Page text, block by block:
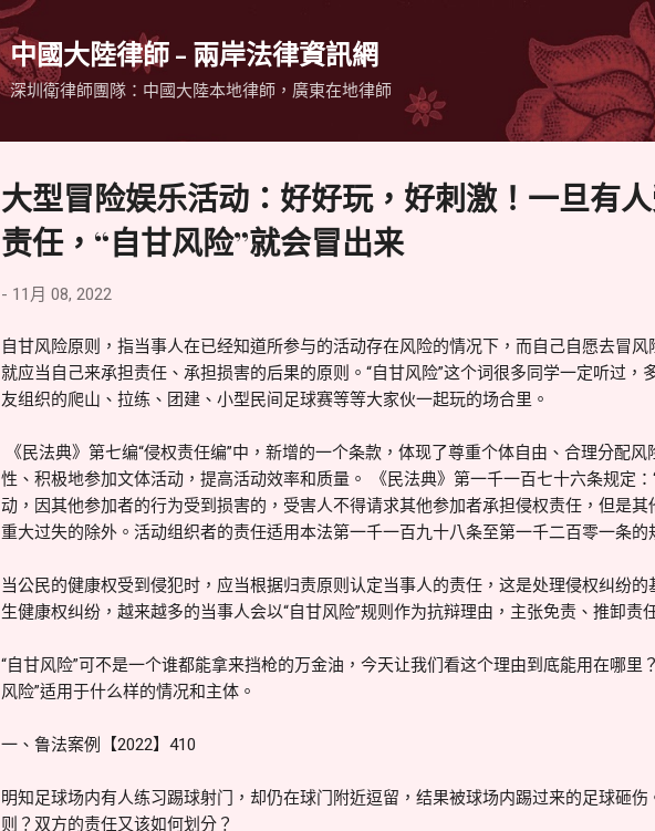
中國大陸律師 - 兩岸法律資訊網
深圳衛律師團隊：中國大陸本地律師，廣東在地律師
大型冒险娱乐活动：好好玩，好刺激！一旦有
责任，“自甘风险”就会冒出来
- 11月 08, 2022
自甘风险原则，指当事人在已经知道所参与的活动存在风险的情况下，而自己自愿去冒风
就应当自己来承担责任、承担损害的后果的原则。“自甘风险”这个词很多同学一定听过，
友组织的爬山、拉练、团建、小型民间足球赛等等大家伙一起玩的场合里。
《民法典》第七编“侵权责任编”中，新增的一个条款，体现了尊重个体自由、合理分配
性、积极地参加文体活动，提高活动效率和质量。 《民法典》第一千一百七十六条规定
动，因其他参加者的行为受到损害的，受害人不得请求其他参加者承担侵权责任，但是
重大过失的除外。活动组织者的责任适用本法第一千一百九十八条至第一千二百零一条的
当公民的健康权受到侵犯时，应当根据归责原则认定当事人的责任，这是处理侵权纠纷
生健康权纠纷，越来越多的当事人会以“自甘风险”规则作为抗辩理由，主张免责、推卸责
“自甘风险”可不是一个谁都能拿来挡枪的万金油，今天让我们看这个理由到底能用在哪里
风险”适用于什么样的情况和主体。
一、鲁法案例【2022】410
明知足球场内有人练习踢球射门，却仍在球门附近逗留，结果被球场内踢过来的足球砸伤
则？双方的责任又该如何划分？